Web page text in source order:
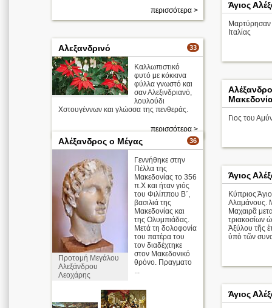
περισσότερα >
Άγιος
Μαρτύρησαν
Ιταλίας
33
Αλεξανδρινό
Καλλωπιστικό
φυτό με κόκκινα
φύλλα γνωστό και
σαν Αλεξινδριανό,
λουλούδι
Χστουγέννων και γλώσσα της πενθεράς.
περισσότερα >
Γιος του
36
Αλέξανδρος ο Μέγας
Προτομή Μεγάλου
Αλεξάνδρου
Λεοχάρης
Γεννήθηκε στην
Πέλλα της
Μακεδονίας το 356
π.Χ και ήταν γιός
του Φιλίππου Β΄,
βασιλιά της
Μακεδονίας και
της Ολυμπιάδας.
Μετά τη δολοφονία
του πατέρα του
τον διαδέχτηκε
στον Μακεδονικό
θρόνο. Πραγματο
...
Άγιος
Κύπριος
Αλαμάνους.
Μαχαιρᾶ
τριακοσίων
Ἀξύλου τῆς
ὑπὸ τῶν
Άγιος